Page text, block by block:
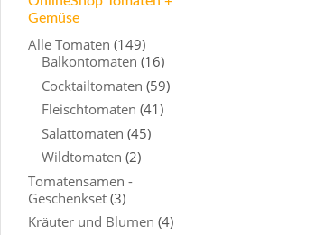
Gemüse
Alle Tomaten (149)
Balkontomaten (16)
Cocktailtomaten (59)
Fleischtomaten (41)
Salattomaten (45)
Wildtomaten (2)
Tomatensamen -
Geschenkset (3)
Kräuter und Blumen (4)